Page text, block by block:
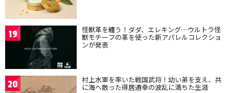
19 怪獣革を纏う！ダダ、エレキング…ウルトラ怪
獣モチーフの革を使った新アパレルコレクショ
ンが発表
20 村上水軍を率いた戦国武将！幼い弟を支え、共
に海へ散った得居通幸の波乱に満ちた生涯